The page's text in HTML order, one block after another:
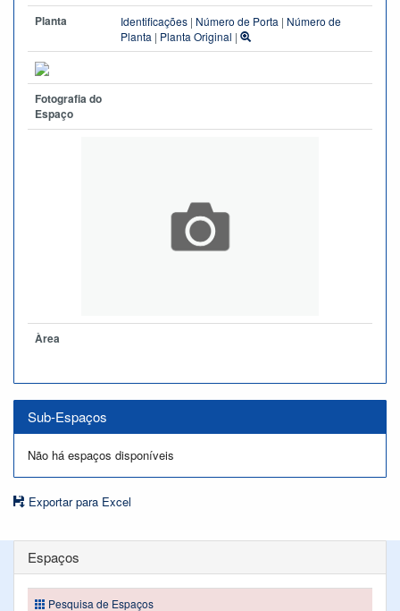
Planta
Identificações | Número de Porta | Número de
Planta | Planta Original |
Fotografia do
Espaço
Àrea
Sub-Espaços
Não há espaços disponíveis
Exportar para Excel
Espaços
Pesquisa de Espaços